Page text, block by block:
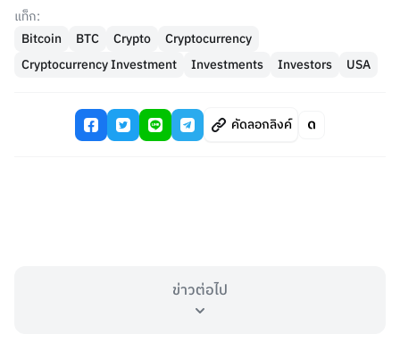
แท็ก:
Bitcoin
BTC Crypto
Cryptocurrency
Cryptocurrency Investment
Investments Investors USA
คัดลอกลิงค์
ข่าวต่อไป